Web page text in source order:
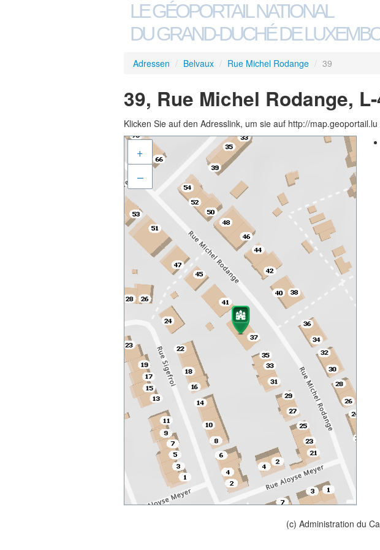
LE GÉOPORTAIL NATIONAL
DU GRAND-DUCHÉ DE
Adressen / Belvaux / Rue Michel Rodange / 39
39, Rue Michel Rodange,
Klicken Sie auf den Adresslink, um sie auf http://
+
–
(c) Administration du